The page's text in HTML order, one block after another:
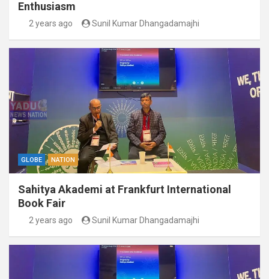
Enthusiasm
2 years ago Sunil Kumar Dhangadamajhi
GLOBE NATION
Sahitya Akademi at Frankfurt International
Book Fair
2 years ago Sunil Kumar Dhangadamajhi